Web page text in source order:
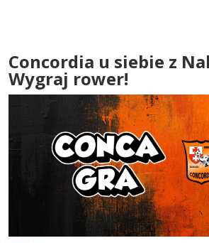
Concordia u siebie z
Wygraj rower!